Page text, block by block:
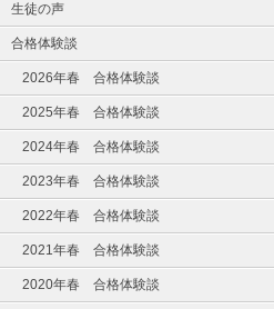
生徒の声
合格体験談
2026年春 合格体験談
2025年春 合格体験談
2024年春 合格体験談
2023年春 合格体験談
2022年春 合格体験談
2021年春 合格体験談
2020年春 合格体験談